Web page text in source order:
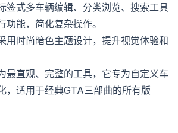
签式多车辆编辑、分类浏览、搜索工具
功能，简化复杂操作。
用时尚暗色主题设计，提升视觉体验和
最直观、完整的工具，它专为自定义车
，适用于经典GTA三部曲的所有版